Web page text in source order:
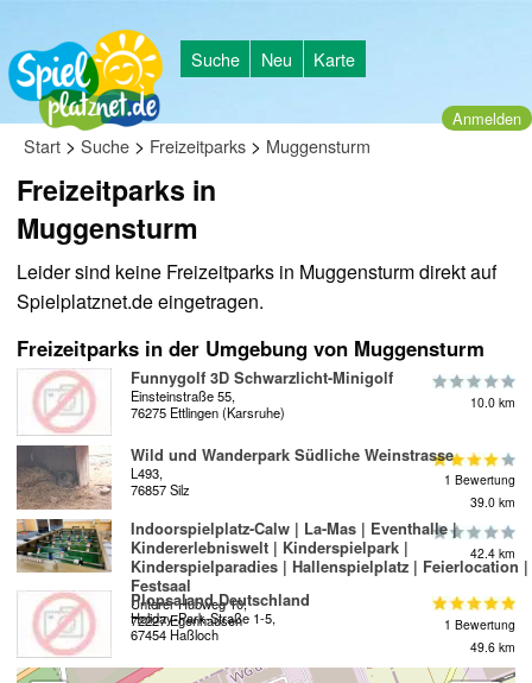
Suche Neu Karte
Anmelden
Start > Suche > Freizeitparks > Muggensturm
Freizeitparks in
Muggensturm
Leider sind keine Freizeitparks in Muggensturm direkt auf
Spielplatznet.de eingetragen.
Freizeitparks in der Umgebung von Muggensturm
Funnygolf 3D Schwarzlicht-Minigolf
Einsteinstraße 55,
76275 Ettlingen (Karsruhe)
10.0 km
Wild und Wanderpark Südliche Weinstrasse
L493,
76857 Silz
1 Bewertung
39.0 km
Indoorspielplatz-Calw | La-Mas | Eventhalle |
Kindererlebniswelt | Kinderspielpark |
Kinderspielparadies | Hallenspielplatz | Feierlocation |
Festsaal
Unterer Hubweg 10,
72227 Egenhausen
42.4 km
Plopsaland Deutschland
Holiday-Park-Straße 1-5,
67454 Haßloch
1 Bewertung
49.6 km